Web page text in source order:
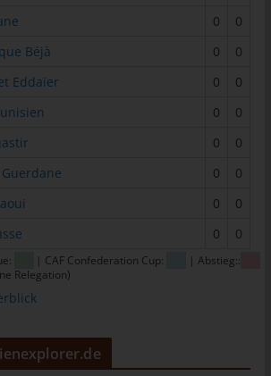
0
0
Béjà 0
0
Eddaïer 0
0
0
0
0
0
Guerdane 0
0
0
0
0 0
| CAF Confederation Cup:
| Abstieg::
Relegation)
616
Cookies. Cookies sind
einen Internetbrowser auf einem
und gespeichert werden.
und Server verwenden Cookies. Viele
des Cookies. Sie besteht aus einer
welche Internetseiten und Server dem